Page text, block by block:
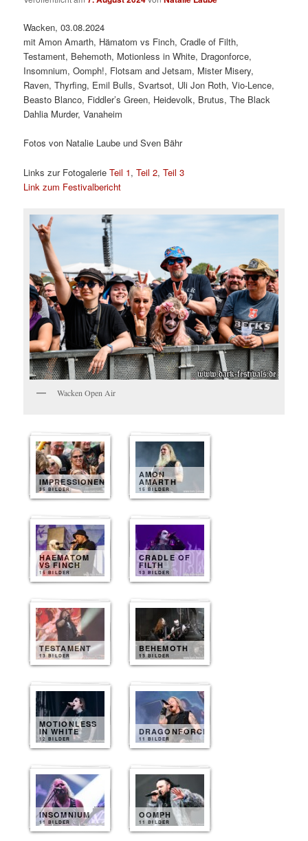
Wacken, 03.08.2024
mit Amon Amarth, Hämatom vs Finch, Cradle of Filth,
Testament, Behemoth, Motionless in White, Dragonforce,
Insomnium, Oomph!, Flotsam and Jetsam, Mister Misery,
Raven, Thyrfing, Emil Bulls, Svartsot, Uli Jon Roth, Vio-Lence,
Beasto Blanco, Fiddler’s Green, Heidevolk, Brutus, The Black
Dahlia Murder, Vanaheim
Fotos von Natalie Laube und Sven Bähr
Links zur FotogalerieTeil 1,Teil 2,Teil 3
Link zum Festivalbericht
Wacken Open Air
IMPRESSIONEN
35 BILDER
AMON
AMARTH
15 BILDER
HAEMATOM
VS FINCH
15 BILDER
CRADLE OF
FILTH
13 BILDER
TESTAMENT
13 BILDER
BEHEMOTH
13 BILDER
MOTIONLESS
IN WHITE
12 BILDER
DRAGONFORCE
11 BILDER
INSOMNIUM
11 BILDER
OOMPH
11 BILDER